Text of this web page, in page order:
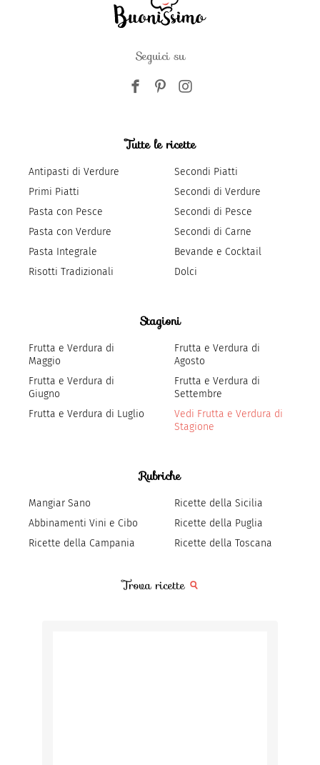
Seguici su
Tutte le ricette
Antipasti di Verdure
Primi Piatti
Pasta con Pesce
Pasta con Verdure
Pasta Integrale
Risotti Tradizionali
Secondi Piatti
Secondi di Verdure
Secondi di Pesce
Secondi di Carne
Bevande e Cocktail
Dolci
Stagioni
Frutta e Verdura di
Maggio
Frutta e Verdura di
Giugno
Frutta e Verdura di Luglio
Frutta e Verdura di
Agosto
Frutta e Verdura di
Settembre
Vedi Frutta e Verdura di
Stagione
Rubriche
Mangiar Sano
Abbinamenti Vini e Cibo
Ricette della Campania
Ricette della Sicilia
Ricette della Puglia
Ricette della Toscana
Trova ricette